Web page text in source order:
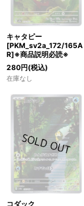
キャタピー
[PKM_sv2a_172/165A
R]※商品説明必読※
280円(税込)
在庫なし
コダック